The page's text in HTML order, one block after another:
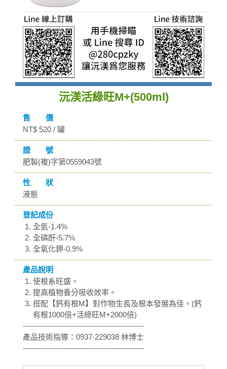
沅渼活綠旺M+(500ml)
售 價
NT$ 520 / 罐
證 號
肥製(複)字第0559043號
性 狀
液態
登記成份
全氮-1.4%
全磷酐-5.7%
全氧化鉀-0.9%
產品說明
使根系旺盛。
提高植物養分吸收效率。
搭配【鈣有根M】對作物生長及根本發展為佳。(鈣
有根1000倍+活綠旺M+2000倍)
------------------------------------------------
產品技術指導：0937-229038 林博士
------------------------------------------------